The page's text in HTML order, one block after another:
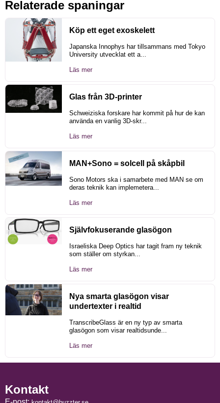
Relaterade spaningar
Köp ett eget exoskelett
Japanska Innophys har tillsammans med Tokyo
University utvecklat ett a...
Läs mer
Glas från 3D-printer
Schweiziska forskare har kommit på hur de kan
använda en vanlig 3D-skr...
Läs mer
MAN+Sono = solcell på skåpbil
Sono Motors ska i samarbete med MAN se om
deras teknik kan implemetera...
Läs mer
Självfokuserande glasögon
Israeliska Deep Optics har tagit fram ny teknik
som ställer om styrkan...
Läs mer
Nya smarta glasögon visar
undertexter i realtid
TranscribeGlass är en ny typ av smarta
glasögon som visar realtidsunde...
Läs mer
Kontakt